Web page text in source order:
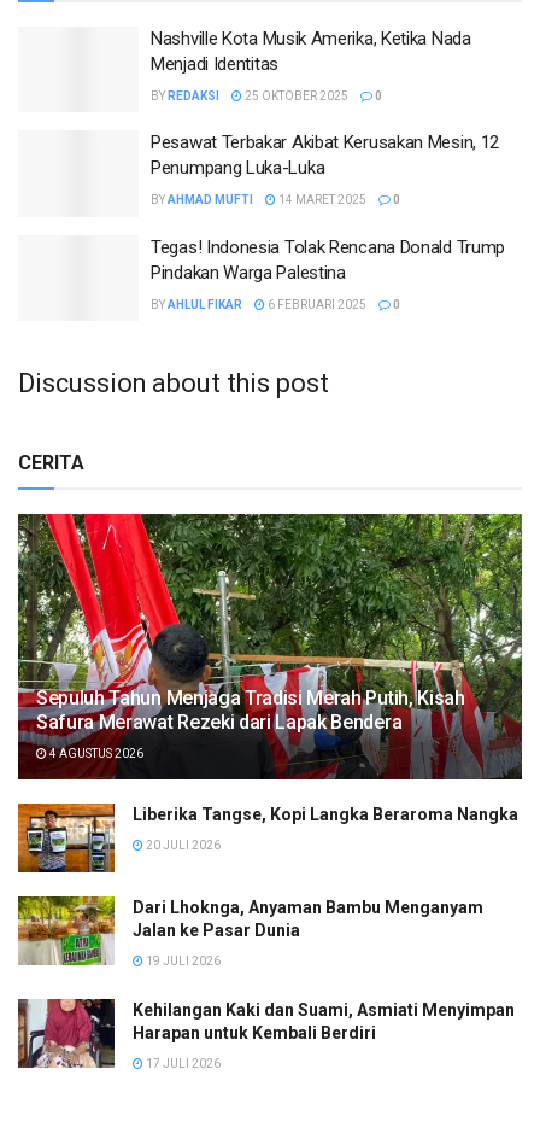
Nashville Kota Musik Amerika, Ketika Nada
Menjadi Identitas
BY REDAKSI 25 OKTOBER 2025 0
Pesawat Terbakar Akibat Kerusakan Mesin, 12
Penumpang Luka-Luka
BYAHMAD MUFTI 14 MARET 2025 0
Tegas! Indonesia Tolak Rencana Donald Trump
Pindakan Warga Palestina
BYAHLUL FIKAR 6 FEBRUARI 2025 0
Discussion about this post
CERITA
Sepuluh Tahun Menjaga Tradisi Merah Putih, Kisah
Safura Merawat Rezeki dari Lapak Bendera
4 AGUSTUS 2026
Liberika Tangse, Kopi Langka Beraroma Nangka
20 JULI 2026
Dari Lhoknga, Anyaman Bambu Menganyam
Jalan ke Pasar Dunia
19 JULI 2026
Kehilangan Kaki dan Suami, Asmiati Menyimpan
Harapan untuk Kembali Berdiri
17 JULI 2026